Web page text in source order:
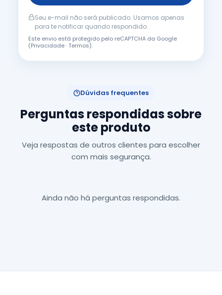
Seu e-mail não será publicado. Usamos apenas
para te notificar quando respondido.
Este envio está protegido pelo reCAPTCHA da Google
(Privacidade·Termos).
Dúvidas frequentes
Perguntas respondidas sobre
este produto
Veja respostas de outros clientes para escolher
com mais segurança.
Ainda não há perguntas respondidas.